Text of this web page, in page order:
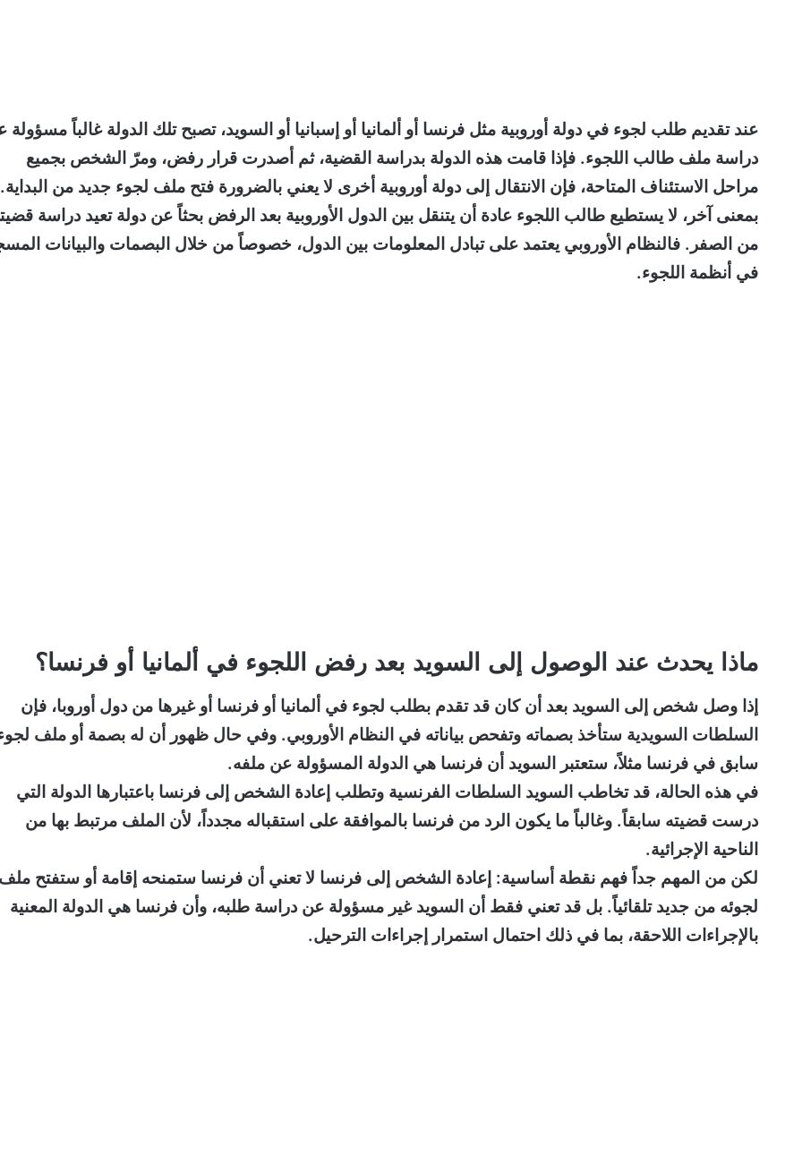
عند تقديم طلب لجوء في دولة أوروبية مثل فرنسا أو ألمانيا أو إسبانيا أو السويد، تصبح تلك الدولة غالباً مسؤولة
دراسة ملف طالب اللجوء. فإذا قامت هذه الدولة بدراسة القضية، ثم أصدرت قرار رفض، ومرّ الشخص بجميع
مراحل الاستئناف المتاحة، فإن الانتقال إلى دولة أوروبية أخرى لا يعني بالضرورة فتح ملف لجوء جديد من البداية.
بمعنى آخر، لا يستطيع طالب اللجوء عادة أن يتنقل بين الدول الأوروبية بعد الرفض بحثاً عن دولة تعيد دراسة
من الصفر. فالنظام الأوروبي يعتمد على تبادل المعلومات بين الدول، خصوصاً من خلال البصمات والبيانات
في أنظمة اللجوء.
ماذا يحدث عند الوصول إلى السويد بعد رفض اللجوء في ألمانيا أو فرنسا؟
إذا وصل شخص إلى السويد بعد أن كان قد تقدم بطلب لجوء في ألمانيا أو فرنسا أو غيرها من دول أوروبا، فإن
السلطات السويدية ستأخذ بصماته وتفحص بياناته في النظام الأوروبي. وفي حال ظهور أن له بصمة أو ملف
سابق في فرنسا مثلاً، ستعتبر السويد أن فرنسا هي الدولة المسؤولة عن ملفه.
في هذه الحالة، قد تخاطب السويد السلطات الفرنسية وتطلب إعادة الشخص إلى فرنسا باعتبارها الدولة التي
درست قضيته سابقاً. وغالباً ما يكون الرد من فرنسا بالموافقة على استقباله مجدداً، لأن الملف مرتبط بها من
الناحية الإجرائية.
لكن من المهم جداً فهم نقطة أساسية: إعادة الشخص إلى فرنسا لا تعني أن فرنسا ستمنحه إقامة أو ستفتح ملف
لجوئه من جديد تلقائياً. بل قد تعني فقط أن السويد غير مسؤولة عن دراسة طلبه، وأن فرنسا هي الدولة المعنية
بالإجراءات اللاحقة، بما في ذلك احتمال استمرار إجراءات الترحيل.